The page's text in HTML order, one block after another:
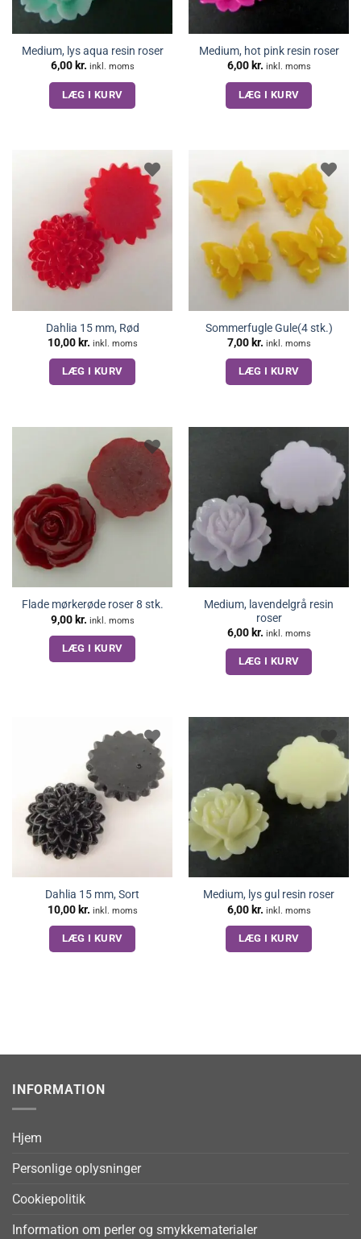
Medium, lys aqua resin roser
6,00 kr. inkl. moms
LÆG I KURV
Medium, hot pink resin roser
6,00 kr. inkl. moms
LÆG I KURV
Dahlia 15 mm, Rød
10,00 kr. inkl. moms
LÆG I KURV
Sommerfugle Gule(4 stk.)
7,00 kr. inkl. moms
LÆG I KURV
Flade mørkerøde roser 8 stk.
9,00kr. inkl. moms
LÆG I KURV
Medium, lavendelgrå resin
roser
6,00 kr. inkl. moms
LÆG I KURV
Dahlia 15 mm, Sort
10,00kr. inkl. moms
LÆG I KURV
Medium, lys gul resin roser
6,00kr. inkl. moms
LÆG I KURV
INFORMATION
Hjem
Personlige oplysninger
Cookiepolitik
Information om perler og smykkematerialer